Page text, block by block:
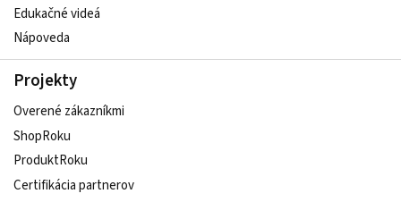
Edukačné videá
Nápoveda
Projekty
Overené zákazníkmi
ShopRoku
ProduktRoku
Certifikácia partnerov